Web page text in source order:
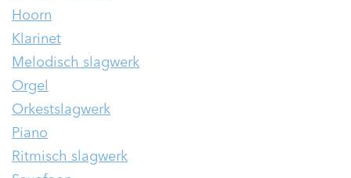
Hoorn
Klarinet
Melodisch slagwerk
Orgel
Orkestslagwerk
Piano
Ritmisch slagwerk